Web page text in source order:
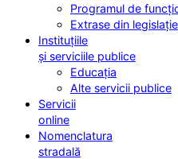
Programul de
Extrase din legislație
Instituțiile
și serviciile publice
Educația
Alte servicii publice
Servicii
online
Nomenclatura
stradală